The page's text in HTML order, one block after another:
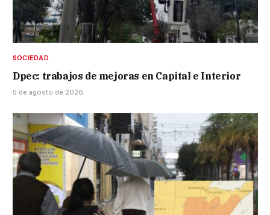
SOCIEDAD
Dpec: trabajos de mejoras en Capital e Interior
5 de agosto de 2026